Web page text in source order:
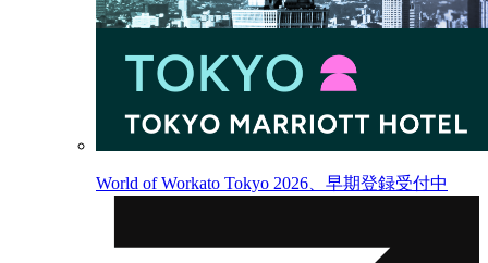
World of Workato Tokyo 2026、早期登録受付中